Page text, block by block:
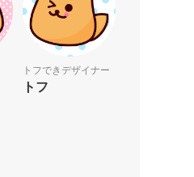
トフできデザイナー
トフ